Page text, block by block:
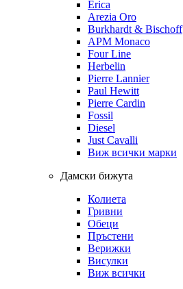
Erica
Arezia Oro
Burkhardt & Bischoff
APM Monaco
Four Line
Herbelin
Pierre Lannier
Paul Hewitt
Pierre Cardin
Fossil
Diesel
Just Cavalli
Виж всички марки
Дамски бижута
Колиета
Гривни
Обеци
Пръстени
Верижки
Висулки
Виж всички